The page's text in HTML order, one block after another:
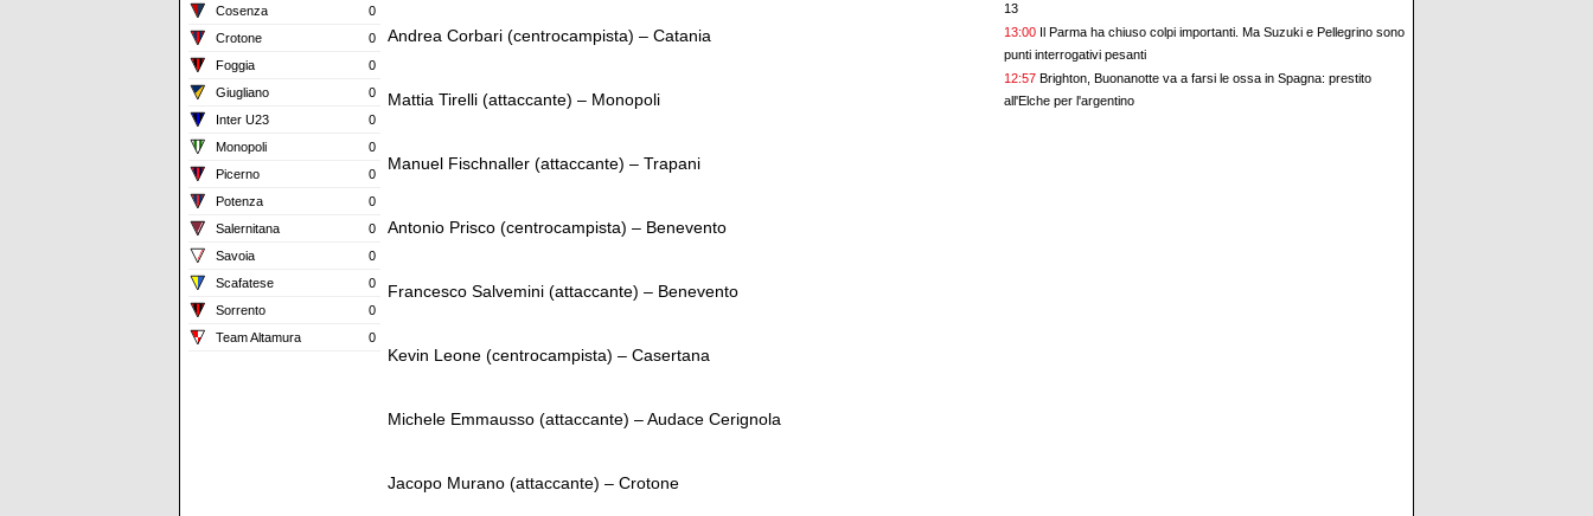
Cosenza
0
Crotone
0
Foggia
0
Giugliano
0
Inter U23
0
Monopoli
0
Picerno
0
Potenza
0
Salernitana
0
Savoia
0
Scafatese
0
Sorrento
0
Team Altamura
0
Andrea Corbari (centrocampista) – Catania
Mattia Tirelli (attaccante) – Monopoli
Manuel Fischnaller (attaccante) – Trapani
Antonio Prisco (centrocampista) – Benevento
Francesco Salvemini (attaccante) – Benevento
Kevin Leone (centrocampista) – Casertana
Michele Emmausso (attaccante) – Audace Cerignola
Jacopo Murano (attaccante) – Crotone
13
13:00 Il Parma ha chiuso colpi importanti. Ma Suzuki e Pellegrino sono
punti interrogativi pesanti
12:57 Brighton, Buonanotte va a farsi le ossa in Spagna: prestito
all'Elche per l'argentino